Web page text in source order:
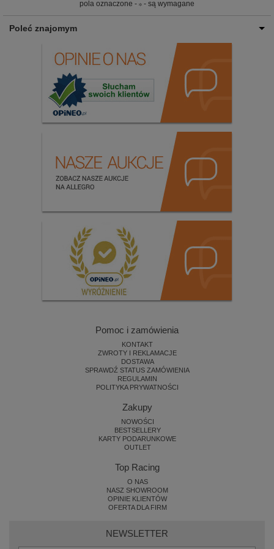
pola oznaczone - - są wymagane
Poleć znajomym
Pomoc i zamówienia
KONTAKT
ZWROTY I REKLAMACJE
DOSTAWA
SPRAWDŹ STATUS ZAMÓWIENIA
REGULAMIN
POLITYKA PRYWATNOŚCI
Zakupy
NOWOŚCI
BESTSELLERY
KARTY PODARUNKOWE
OUTLET
Top Racing
O NAS
NASZ SHOWROOM
OPINIE KLIENTÓW
OFERTA DLA FIRM
NEWSLETTER